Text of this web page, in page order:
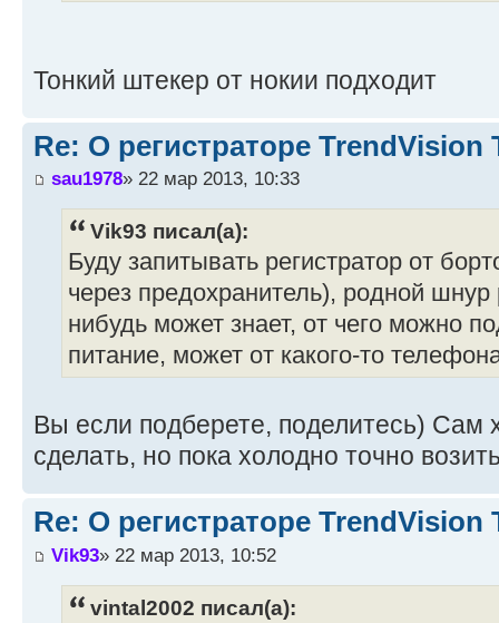
Тонкий штекер от нокии подходит
Re: О регистраторе TrendVision
sau1978» 22 мар 2013, 10:33
Vik93 писал(а):
Буду запитывать регистратор от
через предохранитель), родной шнур
нибудь может знает, от чего можно
питание, может от какого-то
Вы если подберете, поделитесь) Сам
сделать, но пока холодно точно
Re: О регистраторе TrendVision
Vik93» 22 мар 2013, 10:52
vintal2002 писал(а):